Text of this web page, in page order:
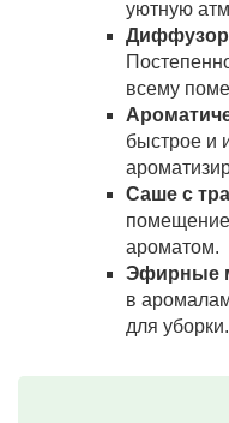
уютную
всему
быстрое и
Саше с
ароматом.
Эфирные
в
для уборки.